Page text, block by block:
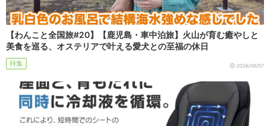
【わんこと全国旅#20】【鹿児島・車中泊旅】火山が育む癒やしと
美食を巡る、オステリアで叶える愛犬との至福の休日
特集 2026/08/07